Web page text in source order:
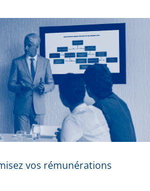
vos rémunérations